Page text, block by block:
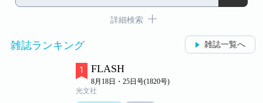
詳細検索
雑誌ランキング 雑誌一覧へ
FLASH
8月18日・25日号(1820号)
光文社